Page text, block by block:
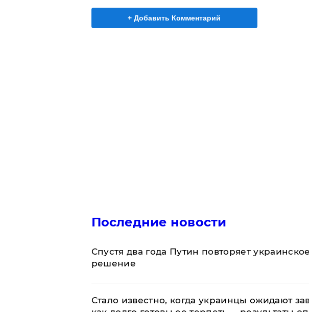
+ Добавить Комментарий
Последние новости
Спустя два года Путин повторяет
решение
Стало известно, когда украинцы ожидают